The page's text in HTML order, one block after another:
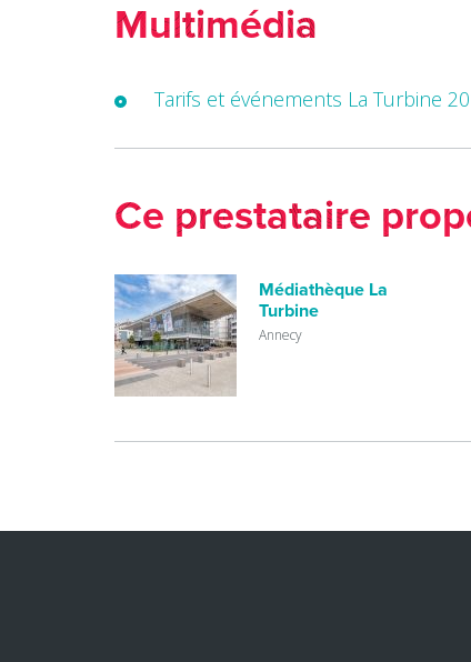
Multimédia
Tarifs et événements La Turbine
Ce prestataire
Médiathèque La
Turbine
Annecy